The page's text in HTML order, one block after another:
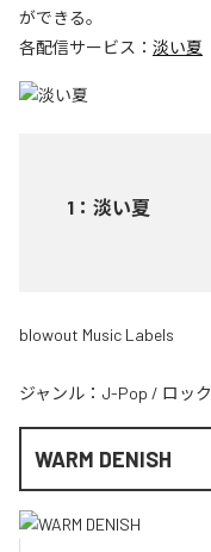
ができる。
各配信サービス： 淡い夏
1 ： 淡い夏
blowout Music Labels
ジャンル： J-Pop / ロック
WARM DENISH